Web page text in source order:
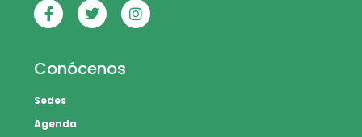
Conócenos
Sedes
Agenda